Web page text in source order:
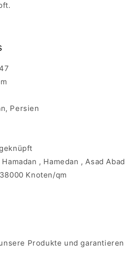
, Persien
Hamadan , Hamedan , Asad Abad
Knoten/qm
Produkte und garantieren